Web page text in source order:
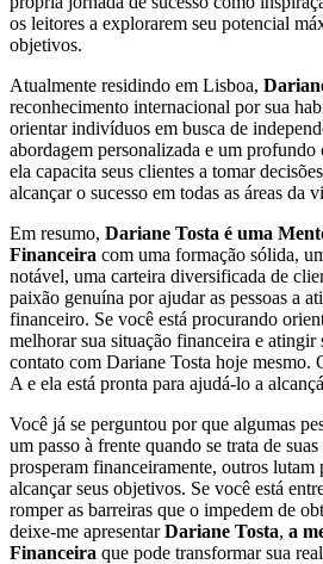
os leitores a explorarem seu potencial
objetivos.
Atualmente residindo em Lisboa,
reconhecimento internacional por sua
orientar indivíduos em busca de
abordagem personalizada e um
ela capacita seus clientes a tomar
alcançar o sucesso em todas as áreas da
Em resumo, Dariane Tosta é uma
Financeira com uma formação sólida,
notável, uma carteira diversificada de
paixão genuína por ajudar as pessoas a
financeiro. Se você está procurando
melhorar sua situação financeira e atingir
contato com Dariane Tosta hoje mesmo.
A e ela está pronta para ajudá-lo a
Você já se perguntou por que algumas
um passo à frente quando se trata de
prosperam financeiramente, outros lutam
alcançar seus objetivos. Se você está
romper as barreiras que o impedem de
deixe-me apresentarDariane Tosta, a
Financeira que pode transformar sua